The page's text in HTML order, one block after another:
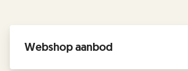
Webshop aanbod